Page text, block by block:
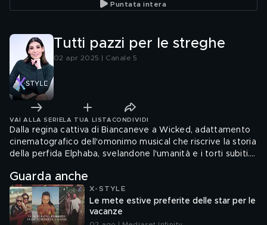
Puntata intera
Tutti pazzi per le streghe
02 apr 2025 | Canale 5
VAI ALLA SERIE LA TUA LISTA CONDIVIDI
Dalla regina cattiva di Biancaneve a Wicked, adattamento
cinematografico dell'omonimo musical che riscrive la storia
della perfida Elphaba, svelandone l'umanità e i torti subiti.
capanne nei boschi: sono simboli di ribellione, di libertà, di
una forza antica.
Guarda anche
X-STYLE
Le mete estive preferite delle star per le
vacanze